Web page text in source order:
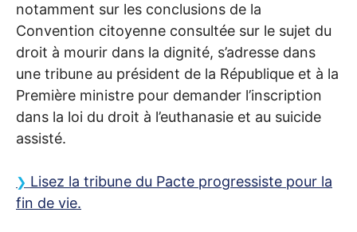
notamment sur les conclusions de la
Convention citoyenne consultée sur le sujet du
droit à mourir dans la dignité, s’adresse dans
une tribune au président de la République et à la
Première ministre pour demander l’inscription
dans la loi du droit à l’euthanasie et au suicide
assisté.
Lisez la tribune du Pacte progressiste pour la
fin de vie.